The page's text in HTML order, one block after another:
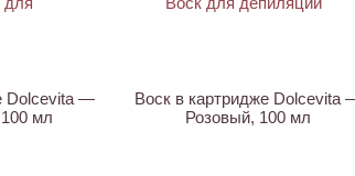
Dolcevita —
мл
Воск в картридже Dolcevita
Розовый, 100 мл